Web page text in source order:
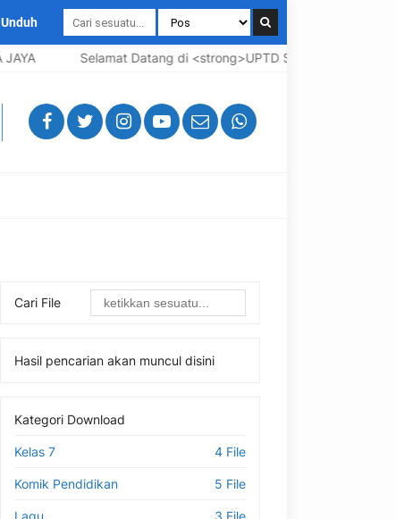
Unduh
Selamat Datang di <strong>UPTD SMP Negeri 3
Cari File
Hasil pencarian akan muncul disini
Kategori Download
Kelas 7 4 File
Komik Pendidikan 5 File
Lagu 3 File